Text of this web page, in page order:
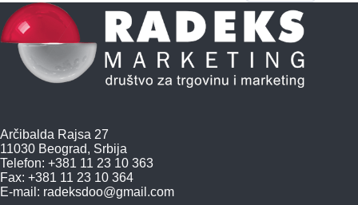
Arčibalda Rajsa 27
11030 Beograd, Srbija
Telefon: +381 11 23 10 363
Fax: +381 11 23 10 364
E-mail: radeksdoo@gmail.com